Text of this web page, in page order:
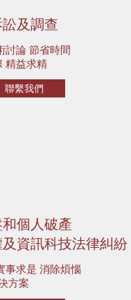
及調查
討論 節省時間
精益求精
聯繫我們
個人破產
資訊科技法律糾紛
事求是 消除煩惱
方案